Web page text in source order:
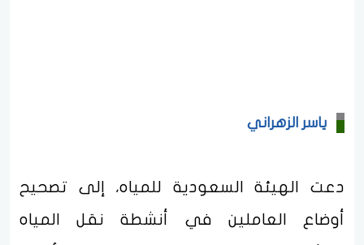
ياسر الزهراني
دعت الهيئة السعودية للمياه، إلى تصحيح
أوضاع العاملين في أنشطة نقل المياه